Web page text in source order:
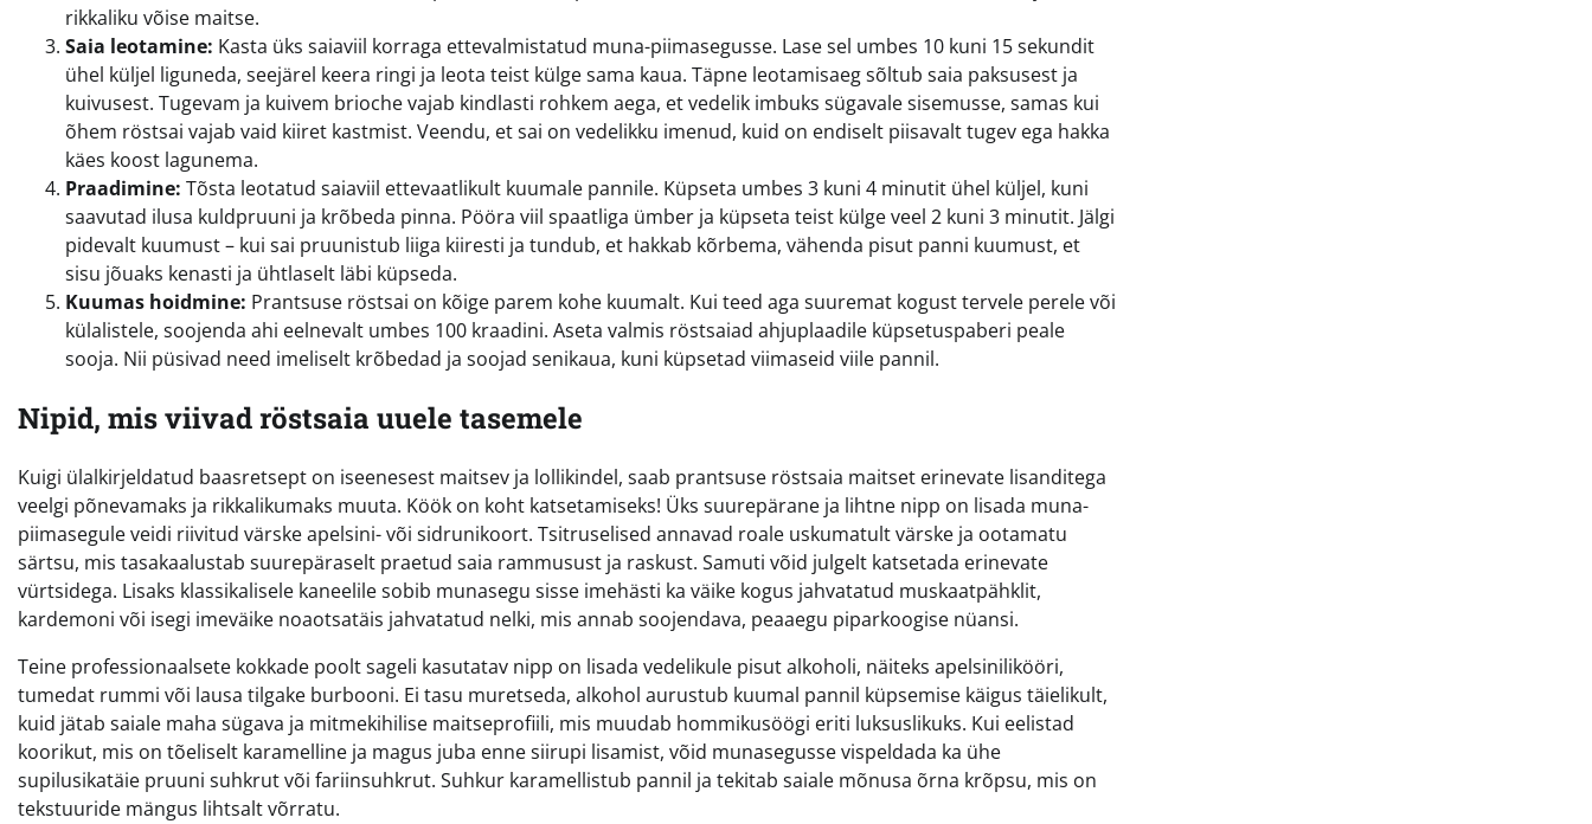
rikkaliku võise maitse.
Saia leotamine: Kasta üks saiaviil korraga ettevalmistatud muna-piimasegusse. Lase sel umbes 10 kuni 15 sekundit
ühel küljel liguneda, seejärel keera ringi ja leota teist külge sama kaua. Täpne leotamisaeg sõltub saia paksusest ja
kuivusest. Tugevam ja kuivem brioche vajab kindlasti rohkem aega, et vedelik imbuks sügavale sisemusse, samas kui
õhem röstsai vajab vaid kiiret kastmist. Veendu, et sai on vedelikku imenud, kuid on endiselt piisavalt tugev ega hakka
käes koost lagunema.
Praadimine: Tõsta leotatud saiaviil ettevaatlikult kuumale pannile. Küpseta umbes 3 kuni 4 minutit ühel küljel, kuni
saavutad ilusa kuldpruuni ja krõbeda pinna. Pööra viil spaatliga ümber ja küpseta teist külge veel 2 kuni 3 minutit. Jälgi
pidevalt kuumust – kui sai pruunistub liiga kiiresti ja tundub, et hakkab kõrbema, vähenda pisut panni kuumust, et
sisu jõuaks kenasti ja ühtlaselt läbi küpseda.
Kuumas hoidmine: Prantsuse röstsai on kõige parem kohe kuumalt. Kui teed aga suuremat kogust tervele perele või
külalistele, soojenda ahi eelnevalt umbes 100 kraadini. Aseta valmis röstsaiad ahjuplaadile küpsetuspaberi peale
sooja. Nii püsivad need imeliselt krõbedad ja soojad senikaua, kuni küpsetad viimaseid viile pannil.
Nipid, mis viivad röstsaia uuele tasemele
Kuigi ülalkirjeldatud baasretsept on iseenesest maitsev ja lollikindel, saab prantsuse röstsaia maitset erinevate lisanditega
veelgi põnevamaks ja rikkalikumaks muuta. Köök on koht katsetamiseks! Üks suurepärane ja lihtne nipp on lisada muna-
piimasegule veidi riivitud värske apelsini- või sidrunikoort. Tsitruselised annavad roale uskumatult värske ja ootamatu
särtsu, mis tasakaalustab suurepäraselt praetud saia rammusust ja raskust. Samuti võid julgelt katsetada erinevate
vürtsidega. Lisaks klassikalisele kaneelile sobib munasegu sisse imehästi ka väike kogus jahvatatud muskaatpähklit,
kardemoni või isegi imeväike noaotsatäis jahvatatud nelki, mis annab soojendava, peaaegu piparkoogise nüansi.
Teine professionaalsete kokkade poolt sageli kasutatav nipp on lisada vedelikule pisut alkoholi, näiteks apelsinilikööri,
tumedat rummi või lausa tilgake burbooni. Ei tasu muretseda, alkohol aurustub kuumal pannil küpsemise käigus täielikult,
kuid jätab saiale maha sügava ja mitmekihilise maitseprofiili, mis muudab hommikusöögi eriti luksuslikuks. Kui eelistad
koorikut, mis on tõeliselt karamelline ja magus juba enne siirupi lisamist, võid munasegusse vispeldada ka ühe
supilusikatäie pruuni suhkrut või fariinsuhkrut. Suhkur karamellistub pannil ja tekitab saiale mõnusa õrna krõpsu, mis on
tekstuuride mängus lihtsalt võrratu.